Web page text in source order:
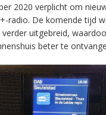
2020 verplicht om
radio. De komende tijd
uitgebreid,
beter te